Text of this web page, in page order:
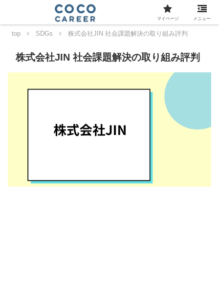
top SDGs 株式会社JIN 社会課題解決の取り組み評判
株式会社JIN 社会課題解決の取り組み評判
マイページ メニュー